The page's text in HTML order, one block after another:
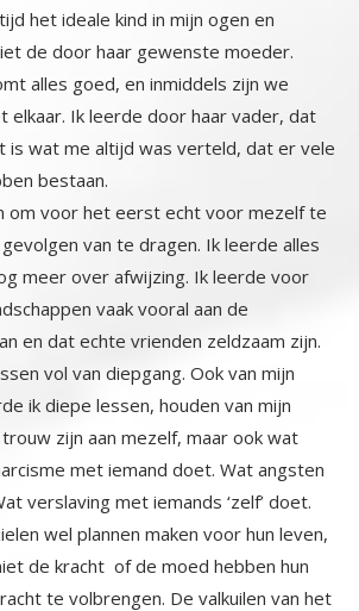
het ideale kind in mijn ogen en
de door haar gewenste moeder.
alles goed, en inmiddels zijn we
elkaar. Ik leerde door haar vader, dat
is wat me altijd was verteld, dat er vele
bestaan.
om voor het eerst echt voor mezelf te
van te dragen. Ik leerde alles
meer over afwijzing. Ik leerde voor
vaak vooral aan de
en dat echte vrienden zeldzaam zijn.
vol van diepgang. Ook van mijn
ik diepe lessen, houden van mijn
zijn aan mezelf, maar ook wat
met iemand doet. Wat angsten
verslaving met iemands ‘zelf’ doet.
wel plannen maken voor hun leven,
de kracht of de moed hebben hun
te volbrengen. De valkuilen van het